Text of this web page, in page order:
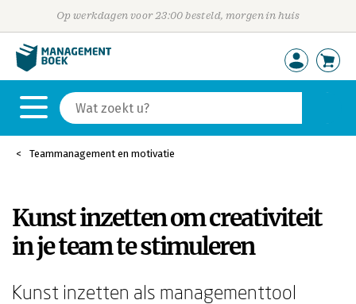
Op werkdagen voor 23:00 besteld, morgen in huis
Teammanagement en motivatie
Kunst inzetten om creativiteit
in je team te stimuleren
Kunst inzetten als managementtool